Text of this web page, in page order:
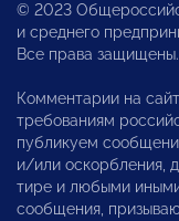
© 2023
и среднего
Все права защищены.
Комментарии на
требованиям
публикуем
и/или оскорбления,
тире и любыми
сообщения,